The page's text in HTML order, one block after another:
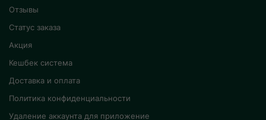
Отзывы
Статус заказа
Акция
Кешбек система
Доставка и оплата
Политика конфиденциальности
Удаление аккаунта для приложение